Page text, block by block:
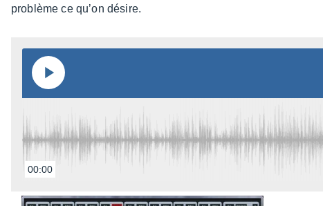
problème ce qu’on désire.
00:00